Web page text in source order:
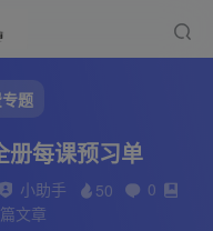
题
册每课预习单
小助手 50
0
文章